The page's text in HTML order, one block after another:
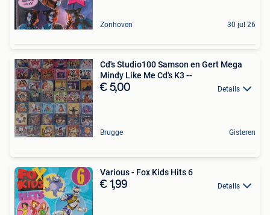
Zonhoven 30 jul 26
Cd's Studio100 Samson en Gert Mega
Mindy Like Me Cd's K3 --
€ 5,00 Details
Brugge Gisteren
Various - Fox Kids Hits 6
€ 1,99 Details